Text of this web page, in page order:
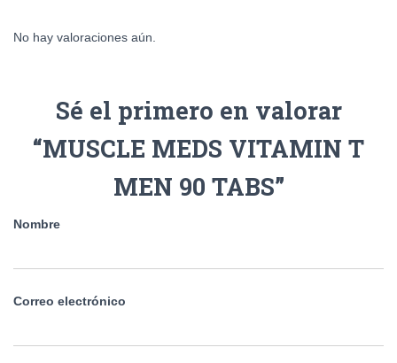
No hay valoraciones aún.
Sé el primero en valorar
“MUSCLE MEDS VITAMIN T
MEN 90 TABS”
Nombre
Correo electrónico